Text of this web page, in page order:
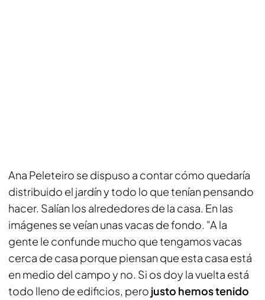
Ana Peleteiro se dispuso a contar cómo quedaría
distribuido el jardín y todo lo que tenían pensando
hacer. Salían los alrededores de la casa. En las
imágenes se veían unas vacas de fondo. "A la
gente le confunde mucho que tengamos vacas
cerca de casa porque piensan que esta casa está
en medio del campo y no. Si os doy la vuelta está
todo lleno de edificios, pero justo hemos tenido